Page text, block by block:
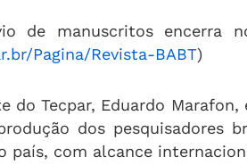
de manuscritos encerra
Pagina/Revista-BABT)
do Tecpar, Eduardo
dos pesquisadores
país, com alcance